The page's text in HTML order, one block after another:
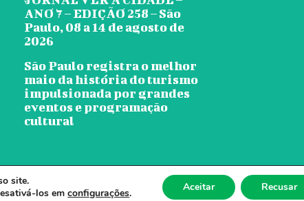
ANO 7 – EDIÇÃO 258 – São
Paulo, 08 a 14 de agosto de
2026
São Paulo registra o melhor
maio da história do turismo
impulsionada por grandes
eventos e programação
cultural
reservados. - Desenvolvido por Cloudbe.
site.
los emconfigurações. Aceitar Recusar